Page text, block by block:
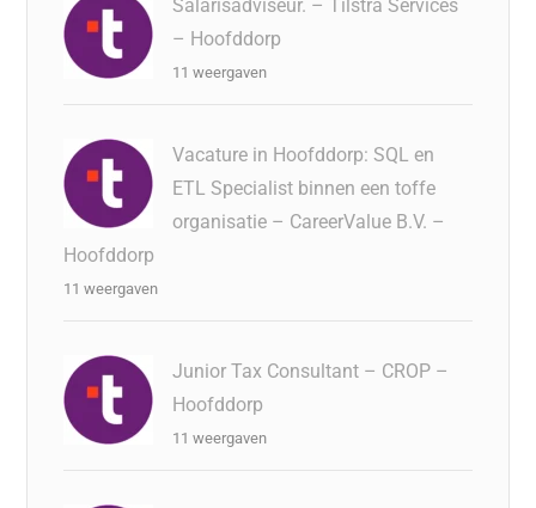
Salarisadviseur. – Tilstra Services
– Hoofddorp
11 weergaven
Vacature in Hoofddorp: SQL en
ETL Specialist binnen een toffe
organisatie – CareerValue B.V. –
Hoofddorp
11 weergaven
Junior Tax Consultant – CROP –
Hoofddorp
11 weergaven